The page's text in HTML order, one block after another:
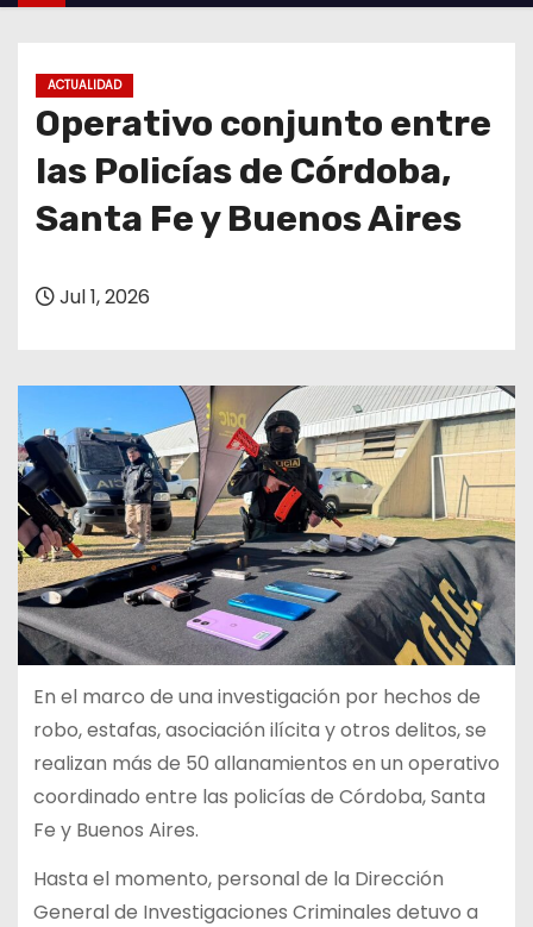
o
ACTUALIDAD
Operativo conjunto entre
las Policías de Córdoba,
Santa Fe y Buenos Aires
Jul 1, 2026
En el marco de una investigación por hechos de
robo, estafas, asociación ilícita y otros delitos, se
realizan más de 50 allanamientos en un operativo
coordinado entre las policías de Córdoba, Santa
Fe y Buenos Aires.
Hasta el momento, personal de la Dirección
General de Investigaciones Criminales detuvo a